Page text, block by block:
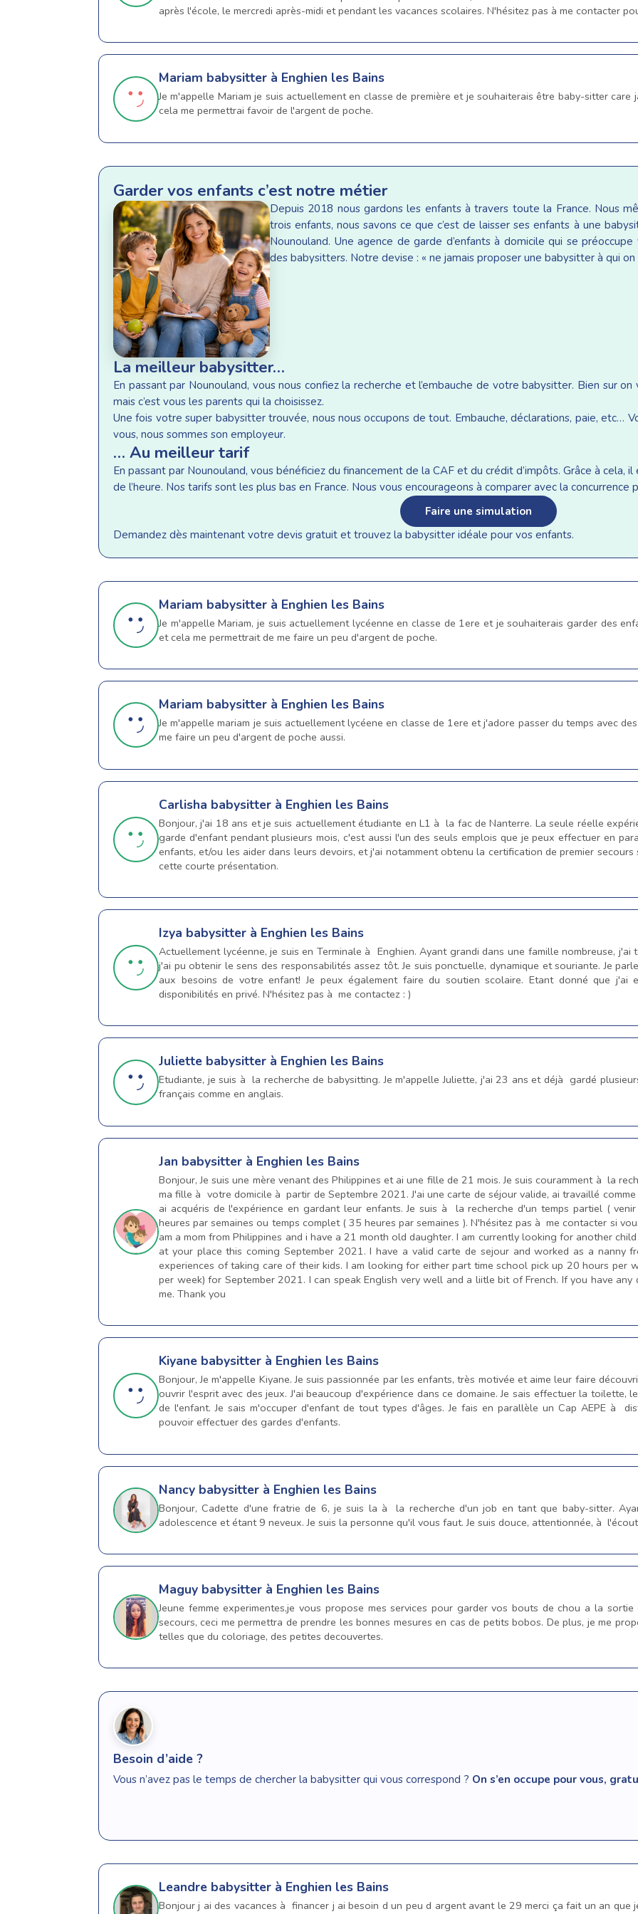
après l'école, le mercredi après-midi et pendant les vacances scolaires. N'hésitez pas à me contacter
Mariam babysitter à Enghien les Bains
Je m'appelle Mariam je suis actuellement en classe de première et je souhaiterais être baby-sitter
cela me permettrai favoir de l'argent de poche.
Garder vos enfants c’est notre métier
Depuis 2018 nous gardons les enfants à travers toute la France. Nous
trois enfants, nous savons ce que c’est de laisser ses enfants à une
Nounouland. Une agence de garde d’enfants à domicile qui se
des babysitters. Notre devise : « ne jamais proposer une babysitter à qui
La meilleur babysitter…
En passant par Nounouland, vous nous confiez la recherche et l’embauche de votre babysitter. Bien sur
mais c’est vous les parents qui la choisissez.
Une fois votre super babysitter trouvée, nous nous occupons de tout. Embauche, déclarations, paie, etc…
vous, nous sommes son employeur.
… Au meilleur tarif
En passant par Nounouland, vous bénéficiez du financement de la CAF et du crédit d’impôts. Grâce à
de l’heure. Nos tarifs sont les plus bas en France. Nous vous encourageons à comparer avec la concurrence
Faire une simulation
Demandez dès maintenant votre devis gratuit et trouvez la babysitter idéale pour vos enfants.
Mariam babysitter à Enghien les Bains
Je m'appelle Mariam, je suis actuellement lycéenne en classe de 1ere et je souhaiterais garder des
et cela me permettrait de me faire un peu d'argent de poche.
Mariam babysitter à Enghien les Bains
Je m'appelle mariam je suis actuellement lycéene en classe de 1ere et j'adore passer du temps avec
me faire un peu d'argent de poche aussi.
Carlisha babysitter à Enghien les Bains
Bonjour, j'ai 18 ans et je suis actuellement étudiante en L1 à la fac de Nanterre. La seule réelle
garde d'enfant pendant plusieurs mois, c'est aussi l'un des seuls emplois que je peux effectuer en
enfants, et/ou les aider dans leurs devoirs, et j'ai notamment obtenu la certification de premier
cette courte présentation.
Izya babysitter à Enghien les Bains
Actuellement lycéenne, je suis en Terminale à Enghien. Ayant grandi dans une famille nombreuse,
j'ai pu obtenir le sens des responsabilités assez tôt. Je suis ponctuelle, dynamique et souriante. Je
aux besoins de votre enfant! Je peux également faire du soutien scolaire. Etant donné que j'ai
disponibilités en privé. N'hésitez pas à me contactez : )
Juliette babysitter à Enghien les Bains
Etudiante, je suis à la recherche de babysitting. Je m'appelle Juliette, j'ai 23 ans et déjà gardé
français comme en anglais.
Jan babysitter à Enghien les Bains
Bonjour, Je suis une mère venant des Philippines et ai une fille de 21 mois. Je suis couramment à la
ma fille à votre domicile à partir de Septembre 2021. J'ai une carte de séjour valide, ai travaillé
ai acquéris de l'expérience en gardant leur enfants. Je suis à la recherche d'un temps partiel (
heures par semaines ou temps complet ( 35 heures par semaines ). N'hésitez pas à me contacter si
am a mom from Philippines and i have a 21 month old daughter. I am currently looking for another
at your place this coming September 2021. I have a valid carte de sejour and worked as a nanny
experiences of taking care of their kids. I am looking for either part time school pick up 20 hours per
per week) for September 2021. I can speak English very well and a liitle bit of French. If you have
me. Thank you
Kiyane babysitter à Enghien les Bains
Bonjour, Je m'appelle Kiyane. Je suis passionnée par les enfants, très motivée et aime leur faire
ouvrir l'esprit avec des jeux. J'ai beaucoup d'expérience dans ce domaine. Je sais effectuer la toilette,
de l'enfant. Je sais m'occuper d'enfant de tout types d'âges. Je fais en parallèle un Cap AEPE à
pouvoir effectuer des gardes d'enfants.
Nancy babysitter à Enghien les Bains
Bonjour, Cadette d'une fratrie de 6, je suis la à la recherche d'un job en tant que baby-sitter.
adolescence et étant 9 neveux. Je suis la personne qu'il vous faut. Je suis douce, attentionnée, à
Maguy babysitter à Enghien les Bains
Jeune femme experimentes,je vous propose mes services pour garder vos bouts de chou a la
secours, ceci me permettra de prendre les bonnes mesures en cas de petits bobos. De plus, je me
telles que du coloriage, des petites decouvertes.
Besoin d’aide ?
Vous n’avez pas le temps de chercher la babysitter qui vous correspond ? On s’en occupe pour vous,
Leandre babysitter à Enghien les Bains
Bonjour j ai des vacances à financer j ai besoin d un peu d argent avant le 29 merci ça fait un an que